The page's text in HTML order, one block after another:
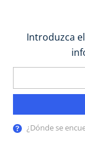
Introduzca
¿Dónde se